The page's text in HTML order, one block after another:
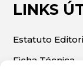
LINKS
Estatuto
Ficha Técnica